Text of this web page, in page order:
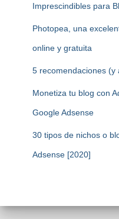
Imprescindibles para
Photopea, una
online y gratuita
5 recomendaciones (y
Monetiza tu blog con
Google Adsense
30 tipos de nichos o
Adsense [2020]